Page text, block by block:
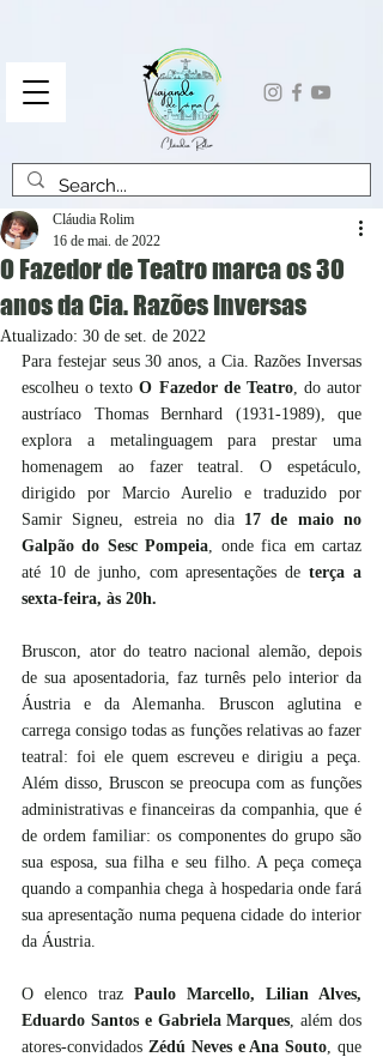
O Fazedor de Teatro marca os 30
anos da Cia. Razões Inversas
Cláudia Rolim
16 de mai. de 2022
Atualizado: 30 de set. de 2022
Para festejar seus 30 anos, a Cia. Razões Inversas
escolheu o texto O Fazedor de Teatro, do autor
austríaco Thomas Bernhard (1931-1989), que
explora a metalinguagem para prestar uma
homenagem ao fazer teatral. O espetáculo,
dirigido por Marcio Aurelio e traduzido por
Samir Signeu, estreia no dia 17 de maio no
Galpão do Sesc Pompeia, onde fica em cartaz
até 10 de junho, com apresentações de terça a
sexta-feira, às 20h.
Bruscon, ator do teatro nacional alemão, depois
de sua aposentadoria, faz turnês pelo interior da
Áustria e da Alemanha. Bruscon aglutina e
carrega consigo todas as funções relativas ao fazer
teatral: foi ele quem escreveu e dirigiu a peça.
Além disso, Bruscon se preocupa com as funções
administrativas e financeiras da companhia, que é
de ordem familiar: os componentes do grupo são
sua esposa, sua filha e seu filho. A peça começa
quando a companhia chega à hospedaria onde fará
sua apresentação numa pequena cidade do interior
da Áustria.
O elenco traz Paulo Marcello, Lilian Alves,
Eduardo Santos e Gabriela Marques, além dos
atores-convidados Zédú Neves e Ana Souto, que